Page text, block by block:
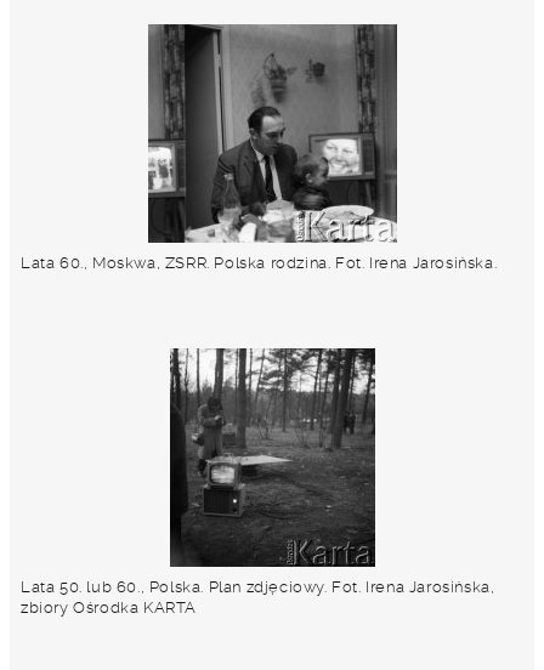
Lata 60., Moskwa, ZSRR. Polska rodzina. Fot. Irena Jarosińska.
Lata 50. lub 60., Polska. Plan zdjęciowy. Fot. Irena Jarosińska,
zbiory Ośrodka KARTA